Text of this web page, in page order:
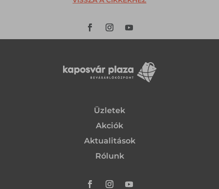
Üzletek
Akciók
Aktualitások
Rólunk